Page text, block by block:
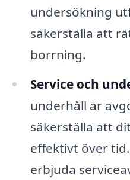
undersökning
säkerställa att
borrning.
Service och
underhåll är
säkerställa att
effektivt över
erbjuda